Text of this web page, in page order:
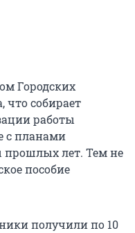
Городских
что собирает
работы
с планами
прошлых лет. Тем не
пособие
получили по 10